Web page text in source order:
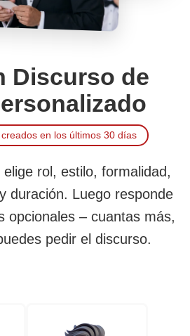
Discurso de
en los últimos 30 días
rol, estilo, formalidad,
duración. Luego responde
opcionales – cuantas más,
pedir el discurso.